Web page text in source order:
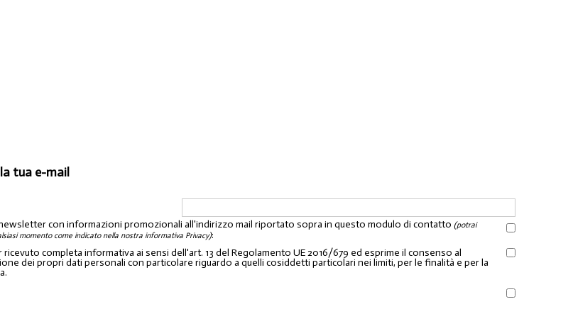
tua e-mail
con informazioni promozionali all'indirizzo mail riportato sopra in questo modulo di contatto (potrai
momento come indicato nella nostra informativa Privacy):
completa informativa ai sensi dell'art. 13 del Regolamento UE 2016/679 ed esprime il consenso al
dei propri dati personali con particolare riguardo a quelli cosiddetti particolari nei limiti, per le finalità e per la